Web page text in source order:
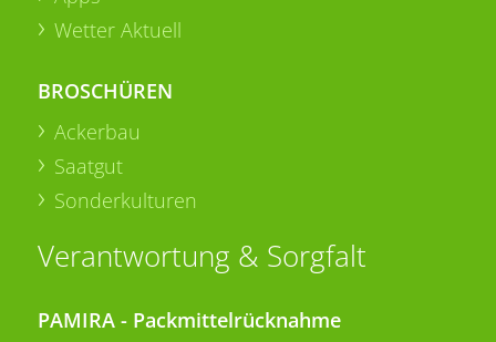
Wetter Aktuell
BROSCHÜREN
Ackerbau
Saatgut
Sonderkulturen
Verantwortung & Sorgfalt
PAMIRA - Packmittelrücknahme